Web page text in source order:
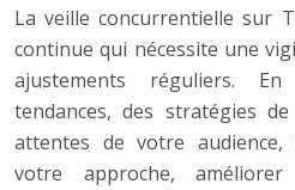
La veille concurrentielle sur
continue qui nécessite une
ajustements réguliers.
tendances, des stratégies
attentes de votre
votre approche,